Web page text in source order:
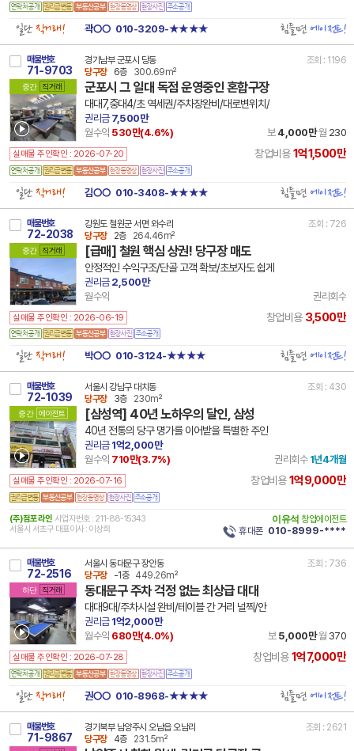
일단직거래! 곽○○ 010-3209-★★★★ 힘들면에이전트!
매물번호
71-9703
중간 직거래
경기남부 군포시 당동
조회 : 1196
당구장
6층 300.69m²
군포시 그 일대 독점 운영중인 혼합구장
대대7,중대4/초 역세권/주차장완비/대로변위치/
권리금7,500만
월수익 530만(4.6%) 보 4,000만 월 230
실매물 주인확인 : 2026-07-20 창업비용1억1,500만
일단직거래! 김○○ 010-3408-★★★★ 힘들면에이전트!
매물번호
72-2038
중간 직거래
강원도 철원군 서면 와수리
조회 : 726
당구장
2층 264.46m²
[급매] 철원 핵심 상권! 당구장 매도
안정적인 수익구조/단골 고객 확보/초보자도 쉽게
권리금2,500만
월수익
권리회수
실매물 주인확인 : 2026-06-19 창업비용 3,500만
일단직거래! 박○○ 010-3124-★★★★ 힘들면에이전트!
매물번호
72-1039
중간 에이전트
서울시 강남구 대치동
조회 : 430
당구장
3층 230m²
[삼성역] 40년 노하우의 달인, 삼성
40년 전통의 당구 명가를 이어받을 특별한 주인
권리금1억2,000만
월수익 710만(3.7%) 권리회수 1년4개월
실매물 주인확인 : 2026-07-16 창업비용1억9,000만
(주)점포라인 사업자번호 : 211-88-15343
서울시 서초구 대표이사 : 이상희
이유석 창업에이전트
휴대폰 010-8999-****
매물번호
72-2516
하단 직거래
서울시 동대문구 장안동
조회 : 736
당구장
-1층 449.26m²
동대문구 주차 걱정 없는 최상급 대대
대대9대/주차시설 완비/테이블 간 거리 널찍/안
권리금1억2,000만
월수익 680만(4.0%) 보5,000만 월 370
실매물 주인확인 : 2026-07-28 창업비용1억7,000만
일단직거래! 권○○ 010-8968-★★★★ 힘들면에이전트!
매물번호
71-9867
경기북부 남양주시 오남읍 오남리
조회 : 2621
당구장
4층 231.5m²